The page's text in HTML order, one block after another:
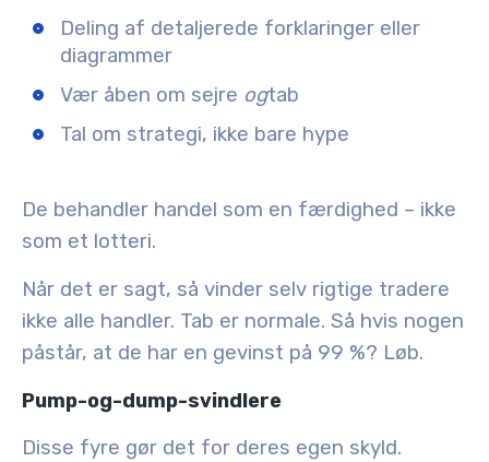
Deling af detaljerede forklaringer eller
diagrammer
Vær åben om sejre ogtab
Tal om strategi, ikke bare hype
De behandler handel som en færdighed – ikke
som et lotteri.
Når det er sagt, så vinder selv rigtige tradere
ikke alle handler. Tab er normale. Så hvis nogen
påstår, at de har en gevinst på 99 %? Løb.
Pump-og-dump-svindlere
Disse fyre gør det for deres egen skyld.